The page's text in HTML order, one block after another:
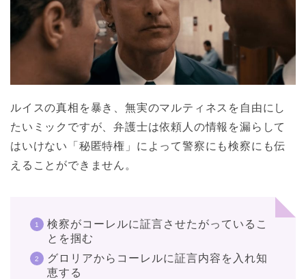
ルイスの真相を暴き、無実のマルティネスを自由にし
たいミックですが、弁護士は依頼人の情報を漏らして
はいけない「秘匿特権」によって警察にも検察にも伝
えることができません。
検察がコーレルに証言させたがっているこ
とを掴む
グロリアからコーレルに証言内容を入れ知
恵する